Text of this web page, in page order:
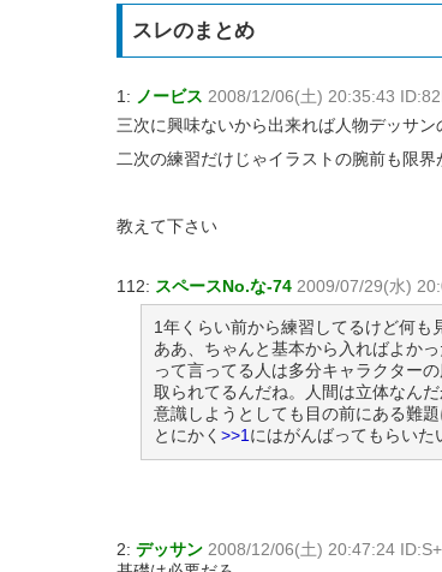
スレのまとめ
1: ノービス 2008/12/06(土) 20:35:43
三次に興味ないから出来れば人物デッサ
二次の練習だけじゃイラストの腕前も限界
教えて下さい
112: スペースNo.な-74 2009/07/29(水)
1年くらい前から練習してるけど何も
ああ、ちゃんと基本から入ればよか
って言ってる人は多分キャラクター
取られてるんだね。人間は立体なん
意識しようとしても目の前にある難
とにかく >>1 にはがんばってもらいた
2: デッサン 2008/12/06(土) 20:47:24